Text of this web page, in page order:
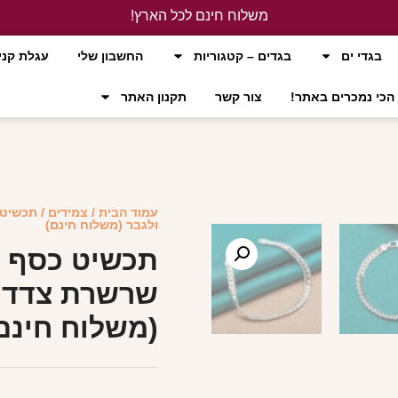
משלוח חינם לכל הארץ!
בגדי ים
בגדים – קטגוריות החשבון שלי עגלת
הכי נמכרים באתר! צור קשר תקנון האתר
עמוד הבית / צמידים /
ולגבר (משלוח חינם)
תכשיט כסף
שרשרת
(משלוח